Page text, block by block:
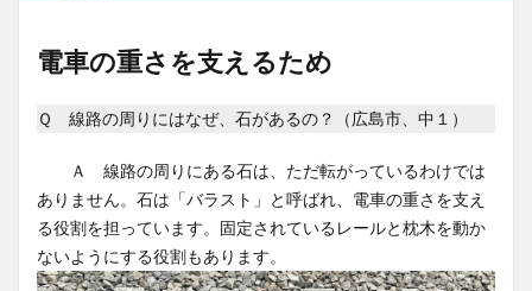
電車の重さを支えるため
Ｑ 線路の周りにはなぜ、石があるの？（広島市、中１）
Ａ 線路の周りにある石は、ただ転がっているわけでは
ありません。石は「バラスト」と呼ばれ、電車の重さを支え
る役割を担っています。固定されているレールと枕木を動か
ないようにする役割もあります。